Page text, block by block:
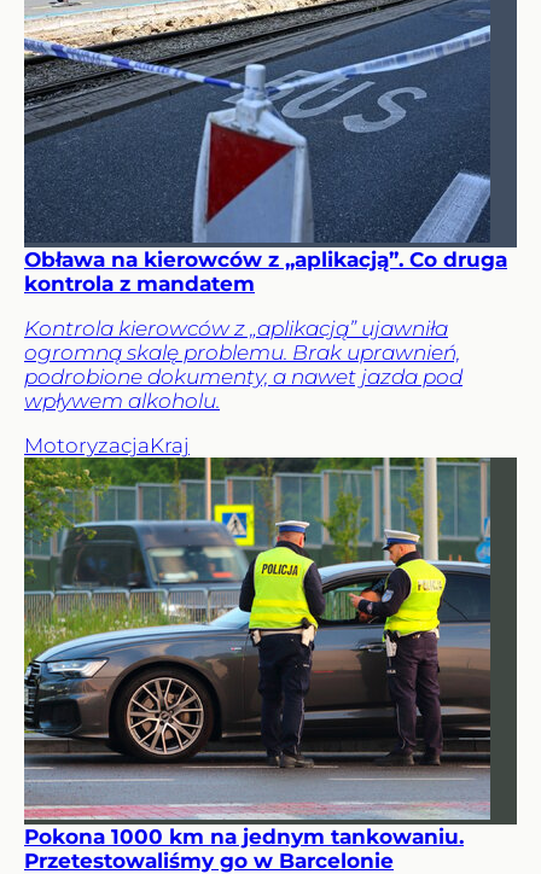
Obława na kierowców z „aplikacją”. Co druga
kontrola z mandatem
Kontrola kierowców z „aplikacją” ujawniła
ogromną skalę problemu. Brak uprawnień,
podrobione dokumenty, a nawet jazda pod
wpływem alkoholu.
MotoryzacjaKraj
Pokona 1000 km na jednym tankowaniu.
Przetestowaliśmy go w Barcelonie